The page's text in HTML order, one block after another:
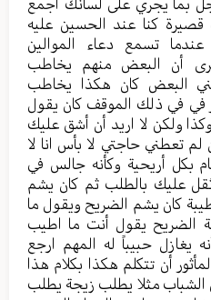
قصيرة كنا عند الحسين عليه
تسمع دعاء الموالين
أن البعض منهم يخاطب
البعض كان هكذا يخاطب
في في ذلك الموقف كان يقول
وكذا ولكن لا اريد أن أشق عليك
لم تعطني حاجتي لا بأس انا لا
بكل أريحية وكأنه جالس في
عليك بالطلب ثم كان يشم
كان يشم الضريح ويقول ما
الضريح يقول أنت ما اطيب
يغازل حبيباً له المهم ارجع
أن تتكلم هكذا بكلام هذا
مثلا يطلب زيجة يطلب